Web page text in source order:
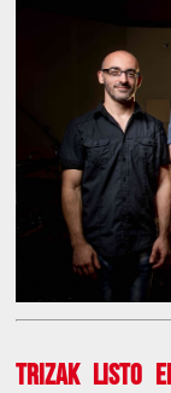
Trizak listo